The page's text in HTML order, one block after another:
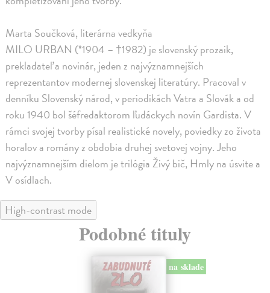
Marta Součková, literárna vedkyňa
MILO URBAN (*1904 – †1982) je slovenský prozaik,
prekladateľ a novinár, jeden z najvýznamnejších
reprezentantov modernej slovenskej literatúry. Pracoval v
denníku Slovenský národ, v periodikách Vatra a Slovák a od
roku 1940 bol šéfredaktorom ľudáckych novín Gardista. V
rámci svojej tvorby písal realistické novely, poviedky zo života
horalov a romány z obdobia druhej svetovej vojny. Jeho
najvýznamnejším dielom je trilógia Živý bič, Hmly na úsvite a
V osídlach.
High-contrast mode
Podobné tituly
na sklade